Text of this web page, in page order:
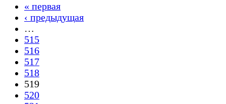
Страницы
« первая
‹ предыдущая
…
515
516
517
518
519
520